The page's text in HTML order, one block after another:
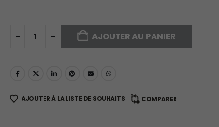
AJOUTER AU PANIER
AJOUTER À LA LISTE DE SOUHAITS COMPARER